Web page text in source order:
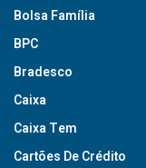
Bolsa Família
BPC
Bradesco
Caixa
Caixa Tem
Cartões De Crédito